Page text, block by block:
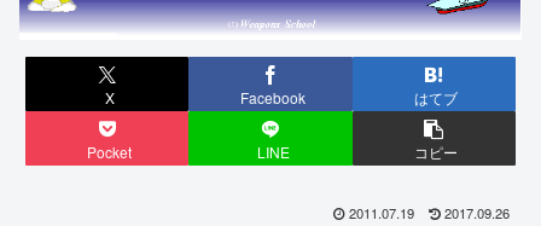
X Facebook はてブ
Pocket LINE コピー
2011.07.19 2017.09.26